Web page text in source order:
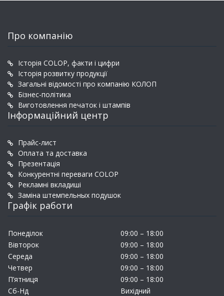
Про компанію
Історія COLOP, факти і цифри
Історія розвитку продукції
Загальні відомості про компанію КОЛОП
Бізнес-політика
Виготовлення печаток і штампів
Інформаційний центр
Прайс-лист
Оплата та доставка
Презентація
Конкурентні переваги COLOP
Рекламні вкладиші
Заміна штемпельных подушок
Графік работи
Понеділок
09:00 – 18:00
Вівторок
09:00 – 18:00
Середа
09:00 – 18:00
Четвер
09:00 – 18:00
П’ятниця
09:00 – 18:00
Сб-Нд
Вихідний